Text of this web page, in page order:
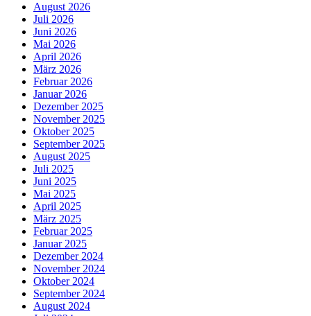
August 2026
Juli 2026
Juni 2026
Mai 2026
April 2026
März 2026
Februar 2026
Januar 2026
Dezember 2025
November 2025
Oktober 2025
September 2025
August 2025
Juli 2025
Juni 2025
Mai 2025
April 2025
März 2025
Februar 2025
Januar 2025
Dezember 2024
November 2024
Oktober 2024
September 2024
August 2024